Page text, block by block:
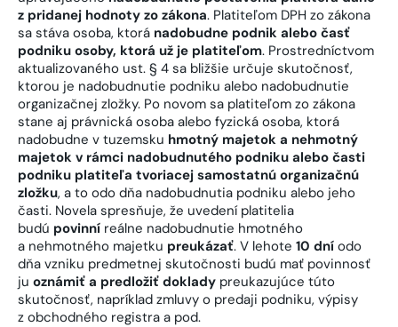
z pridanej hodnoty zo zákona. Platiteľom DPH zo zákona
sa stáva osoba, ktorá nadobudne podnik alebo časť
podniku osoby, ktorá už je platiteľom. Prostredníctvom
aktualizovaného ust. § 4 sa bližšie určuje skutočnosť,
ktorou je nadobudnutie podniku alebo nadobudnutie
organizačnej zložky. Po novom sa platiteľom zo zákona
stane aj právnická osoba alebo fyzická osoba, ktorá
nadobudne v tuzemsku hmotný majetok a nehmotný
majetok v rámci nadobudnutého podniku alebo časti
podniku platiteľa tvoriacej samostatnú organizačnú
zložku, a to odo dňa nadobudnutia podniku alebo jeho
časti. Novela spresňuje, že uvedení platitelia
budú povinní reálne nadobudnutie hmotného
a nehmotného majetku preukázať. V lehote 10 dní odo
dňa vzniku predmetnej skutočnosti budú mať povinnosť
ju oznámiť a predložiť doklady preukazujúce túto
skutočnosť, napríklad zmluvy o predaji podniku, výpisy
z obchodného registra a pod.